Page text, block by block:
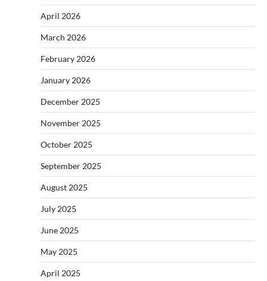
April 2026
March 2026
February 2026
January 2026
December 2025
November 2025
October 2025
September 2025
August 2025
July 2025
June 2025
May 2025
April 2025